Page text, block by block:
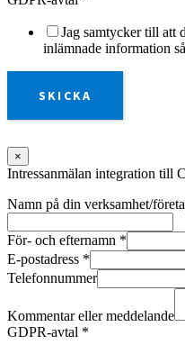
Jag samtycker till att
inlämnade information
SKICKA
×
Intressanmälan integration till
Namn på din verksamhet/
För- och efternamn *
E-postadress *
Telefonnummer
Kommentar eller meddelande
GDPR-avtal *